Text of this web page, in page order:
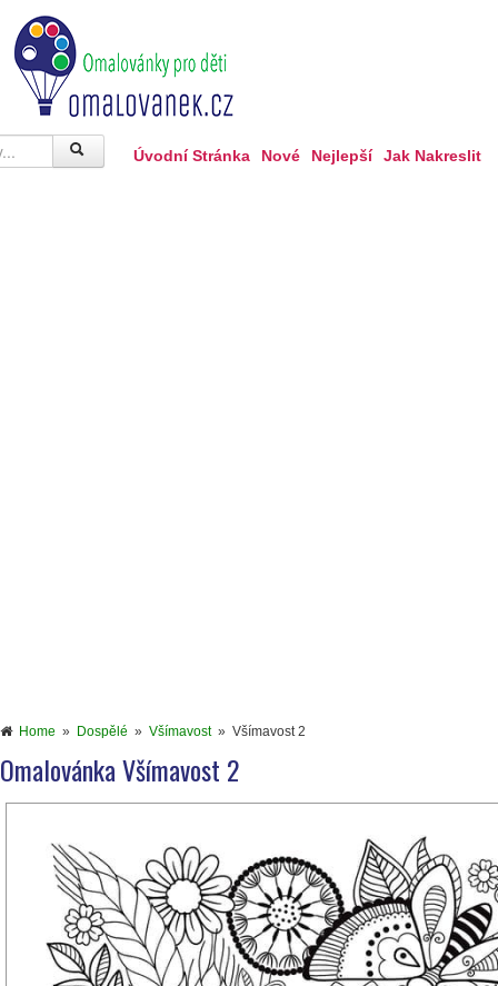
Úvodní Stránka Nové Nejlepší Jak Nakreslit
Home » Dospělé » Všímavost» Všímavost 2
Omalovánka Všímavost 2